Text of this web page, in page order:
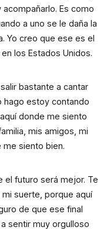
Es como
a uno se le daña la
Yo creo que ese es el
los Estados Unidos.
bastante a cantar
hago estoy contando
donde me siento
mis amigos, mi
me siento bien.
el futuro será mejor. Te
suerte, porque aquí
de que ese final
sentir muy orgulloso